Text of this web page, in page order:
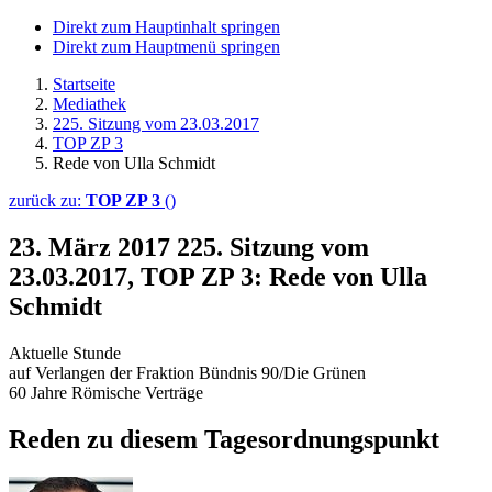
Direkt zum Hauptinhalt springen
Direkt zum Hauptmenü springen
Startseite
Mediathek
225. Sitzung vom 23.03.2017
TOP ZP 3
Rede von Ulla Schmidt
zurück zu: TOP ZP 3 ()
23. März 2017 225. Sitzung vom
23.03.2017, TOP ZP 3: Rede von Ulla
Schmidt
Aktuelle Stunde
auf Verlangen der Fraktion Bündnis 90/Die Grünen
60 Jahre Römische Verträge
Reden zu diesem Tagesordnungspunkt